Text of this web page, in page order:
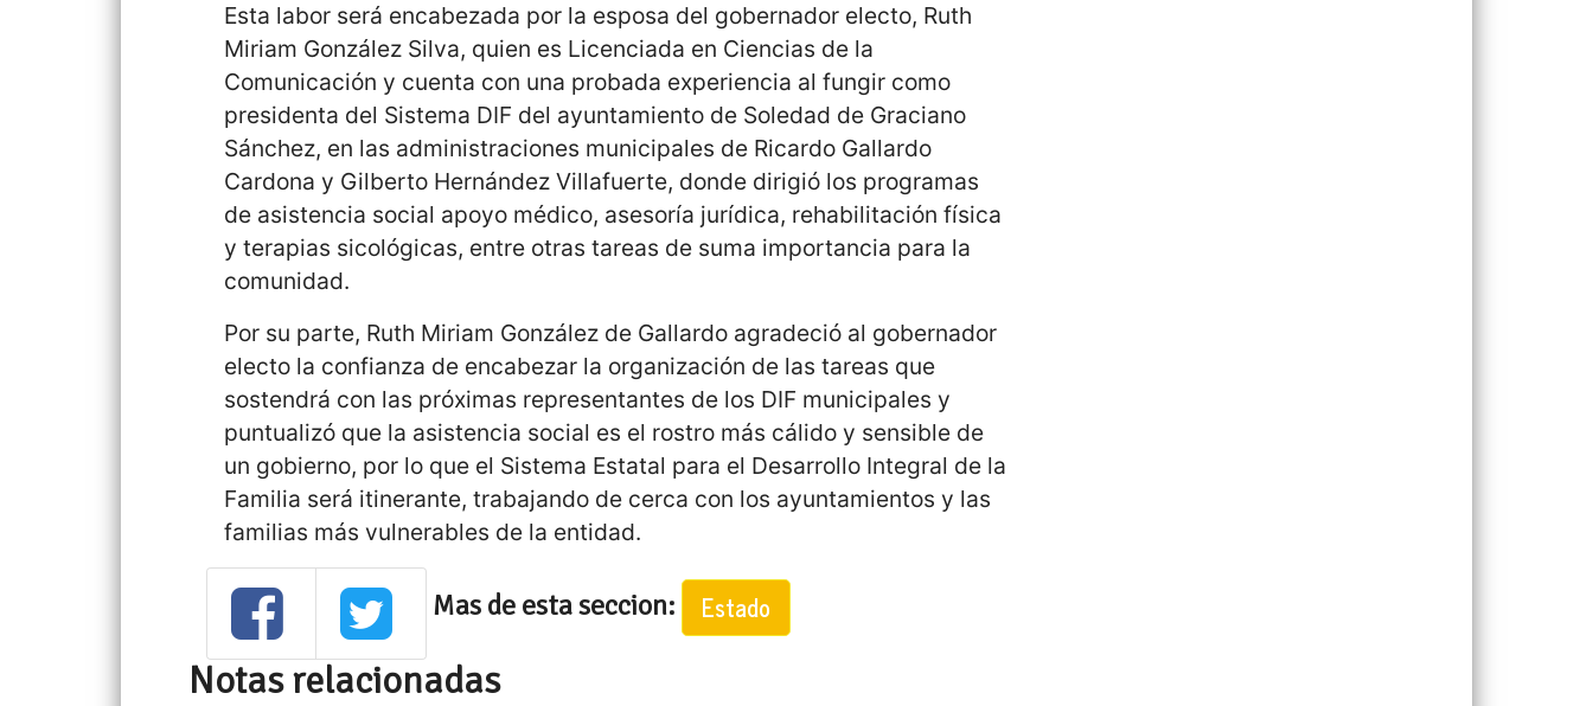
Esta labor será encabezada por la esposa del gobernador electo, Ruth
Miriam González Silva, quien es Licenciada en Ciencias de la
Comunicación y cuenta con una probada experiencia al fungir como
presidenta del Sistema DIF del ayuntamiento de Soledad de Graciano
Sánchez, en las administraciones municipales de Ricardo Gallardo
Cardona y Gilberto Hernández Villafuerte, donde dirigió los programas
de asistencia social apoyo médico, asesoría jurídica, rehabilitación física
y terapias sicológicas, entre otras tareas de suma importancia para la
comunidad.
Por su parte, Ruth Miriam González de Gallardo agradeció al gobernador
electo la confianza de encabezar la organización de las tareas que
sostendrá con las próximas representantes de los DIF municipales y
puntualizó que la asistencia social es el rostro más cálido y sensible de
un gobierno, por lo que el Sistema Estatal para el Desarrollo Integral de la
Familia será itinerante, trabajando de cerca con los ayuntamientos y las
familias más vulnerables de la entidad.
Mas de esta seccion: Estado
Notas relacionadas